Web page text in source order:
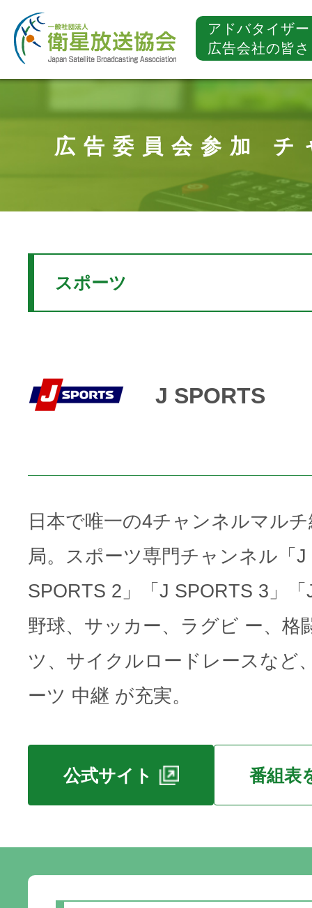
アドバタイザ
広告会社の皆
広告委員会参加 チ
スポーツ
J SPORTS
日本で唯一の4チャンネルマル
局。スポーツ専門チャンネル「
SPORTS 2」「J SPORTS 3」
野球、サッカー、ラグビ ー、格
ツ、サイクルロードレースなど
ーツ 中継 が充実。
公式サイト 番組表